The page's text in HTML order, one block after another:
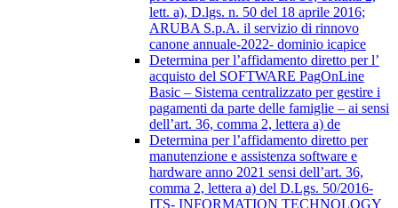
lett. a), D.lgs. n. 50 del 18 aprile 2016;
ARUBA S.p.A. il servizio di rinnovo
canone annuale-2022- dominio icapice
Determina per l’affidamento diretto per l’
acquisto del SOFTWARE PagOnLine
Basic – Sistema centralizzato per gestire i
pagamenti da parte delle famiglie – ai sensi
dell’art. 36, comma 2, lettera a) de
Determina per l’affidamento diretto per
manutenzione e assistenza software e
hardware anno 2021 sensi dell’art. 36,
comma 2, lettera a) del D.Lgs. 50/2016-
ITS- INFORMATION TECHNOLOGY